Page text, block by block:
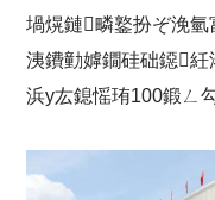
堝熀鏈疄鐜扮ぞ浼
洟鐨勭嫭鐗硅础鐚
浜у厷鎴愮珛100鍛ㄥ